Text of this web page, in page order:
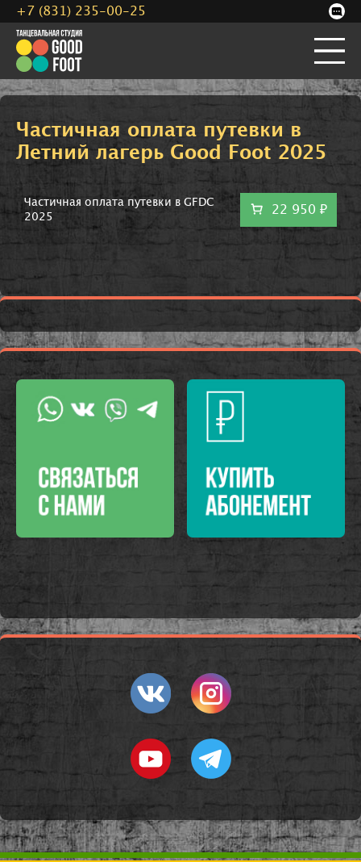
Частичная оплата путевки в
Летний лагерь Good Foot 2025
Частичная оплата путевки в GFDC
2025
22 950 ₽
+7 (831) 235-00-25